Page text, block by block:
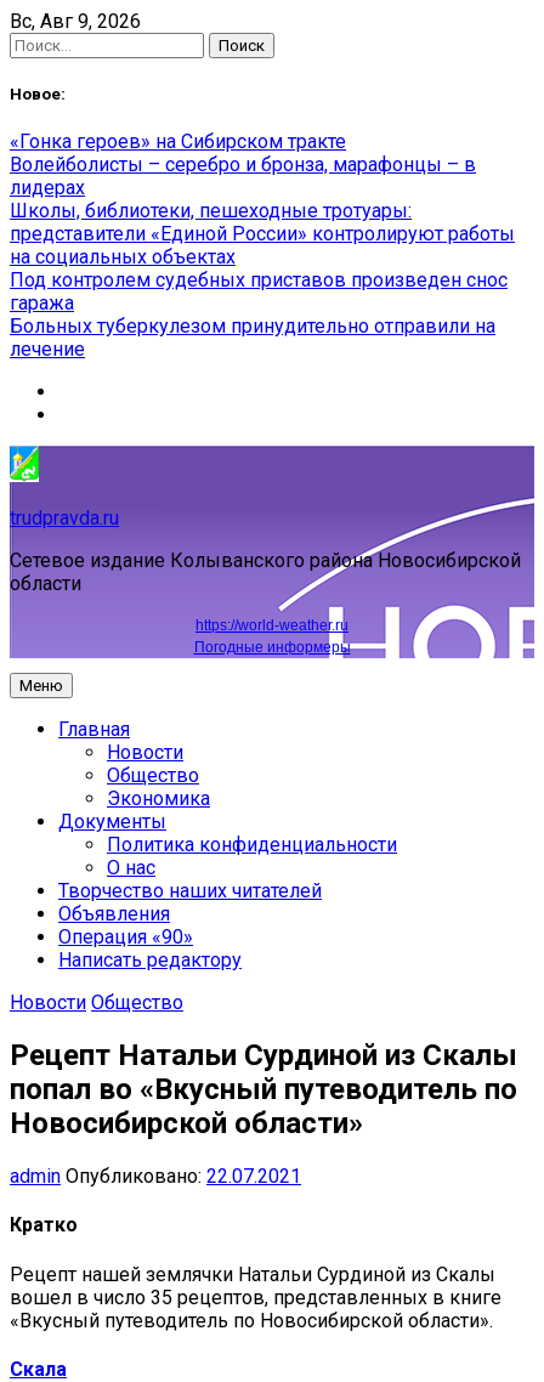
Skip
to
content
Вс, Авг 9, 2026
Найти:
Новое:
«Гонка героев» на Сибирском тракте
Волейболисты – серебро и бронза, марафонцы – в
лидерах
Школы, библиотеки, пешеходные тротуары:
представители «Единой России» контролируют работы
на социальных объектах
Под контролем судебных приставов произведен снос
гаража
Больных туберкулезом принудительно отправили на
лечение
trudpravda.ru
Сетевое издание Колыванского района Новосибирской
области
https://world-weather.ru
Погодные информеры
Меню
Главная
Новости
Общество
Экономика
Документы
Политика конфиденциальности
О нас
Творчество наших читателей
Объявления
Операция «90»
Написать редактору
Новости Общество
Рецепт Натальи Сурдиной из Скалы
попал во «Вкусный путеводитель по
Новосибирской области»
admin Опубликовано: 22.07.2021
Кратко
Рецепт нашей землячки Натальи Сурдиной из Скалы
вошел в число 35 рецептов, представленных в книге
«Вкусный путеводитель по Новосибирской области».
Скала